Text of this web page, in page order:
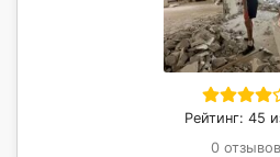
Рейтинг: 45
0 отзывов